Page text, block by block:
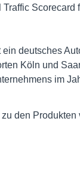
Scorecard
deutsches
Köln und
im
den